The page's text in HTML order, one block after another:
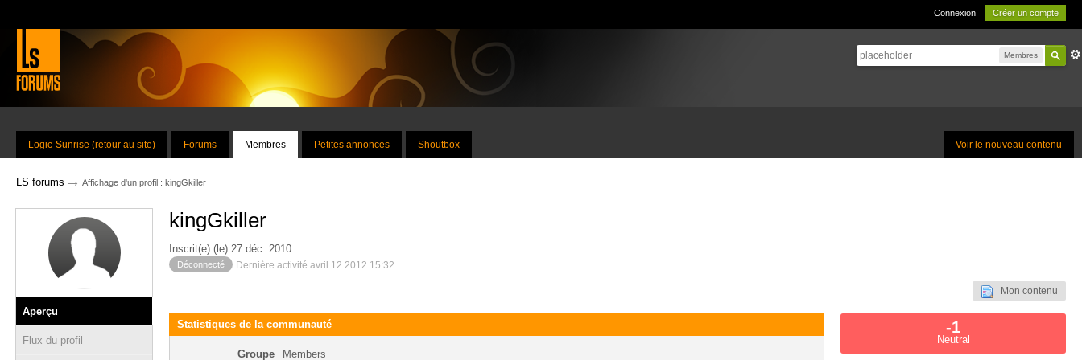
Connexion Créer un compte
Membres
Voir le nouveau contenu
Logic-Sunrise (retour au site) Forums Membres Petites annonces Shoutbox
LS forums → Affichage d'un profil : kingGkiller
Aperçu
Flux du profil
kingGkiller
Inscrit(e) (le) 27 déc. 2010
Déconnecté Dernière activité avril 12 2012 15:32
Mon contenu
Statistiques de la communauté
Groupe Members
-1
Neutral